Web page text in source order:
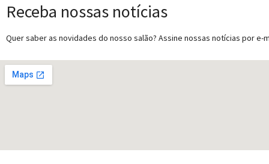
Receba nossas notícias
Quer saber as novidades do nosso salão? Assine nossas notícias por e-